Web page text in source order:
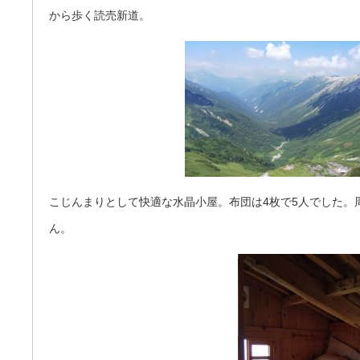
から歩く読売新道。
こじんまりとして快適な水晶小屋。布団は4枚で5人でした
ん。